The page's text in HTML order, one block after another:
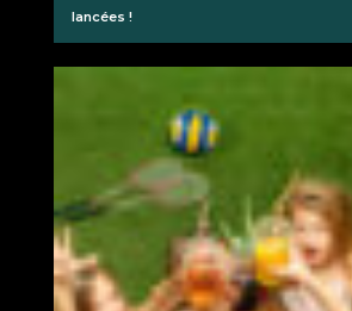
lancées !